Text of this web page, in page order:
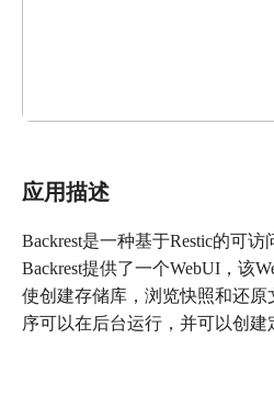
应用描述
Backrest是一种基于Restic的可访
Backrest提供了一个WebUI，该
使创建存储库，浏览快照和还